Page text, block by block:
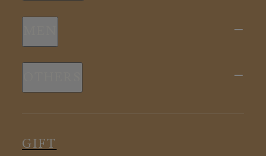
新商品
スリープウェア
ルームウェア
アクセサリー
新商品
ルームウェア
GIFT